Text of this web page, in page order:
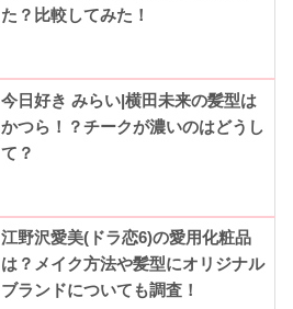
た？比較してみた！
今日好き みらい|横田未来の髪型は
かつら！？チークが濃いのはどうし
て？
江野沢愛美(ドラ恋6)の愛用化粧品
は？メイク方法や髪型にオリジナル
ブランドについても調査！